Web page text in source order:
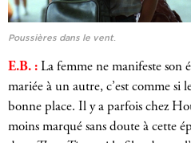
Poussières dans le vent.
E.B. : La femme ne manifeste son
mariée à un autre, c’est comme si
bonne place. Il y a parfois chez
moins marqué sans doute à cette